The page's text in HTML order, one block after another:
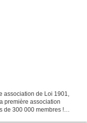
de Loi 1901,
première association
de 300 000 membres !